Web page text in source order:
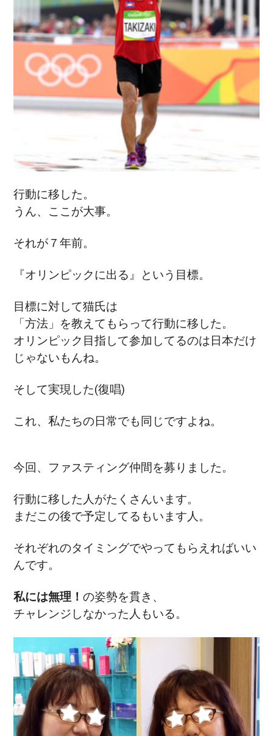
行動に移した。
うん、ここが大事。
それが７年前。
『オリンピックに出る』という目標。
目標に対して猫氏は
「方法」を教えてもらって行動に移した。
オリンピック目指して参加してるのは日本だけ
じゃないもんね。
そして実現した(復唱)
これ、私たちの日常でも同じですよね。
今回、ファスティング仲間を募りました。
行動に移した人がたくさんいます。
まだこの後で予定してるもいます人。
それぞれのタイミングでやってもらえればいい
んです。
私には無理！ の姿勢を貫き、
チャレンジしなかった人もいる。